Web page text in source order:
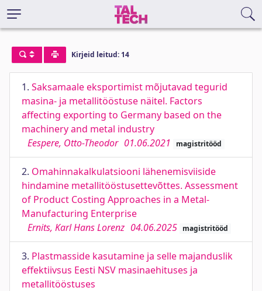
Kirjeid leitud: 14
1. Saksamaale eksportimist mõjutavad tegurid
masina- ja metallitööstuse näitel. Factors
affecting exporting to Germany based on the
machinery and metal industry
Eespere, Otto-Theodor 01.06.2021 magistritööd
2. Omahinnakalkulatsiooni lähenemisviiside
hindamine metallitööstusettevõttes. Assessment
of Product Costing Approaches in a Metal-
Manufacturing Enterprise
Ernits, Karl Hans Lorenz 04.06.2025 magistritööd
3. Plastmasside kasutamine ja selle majanduslik
effektiivsus Eesti NSV masinaehituses ja
metallitööstuses